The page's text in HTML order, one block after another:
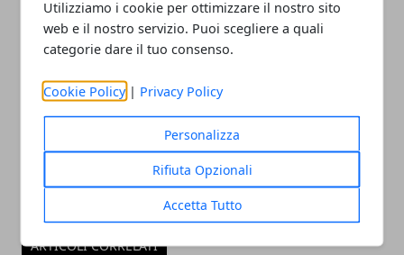
Utilizziamo i cookie per ottimizzare il nostro sito
web e il nostro servizio. Puoi scegliere a quali
categorie dare il tuo consenso.
Cookie Policy | Privacy Policy
Personalizza
Rifiuta Opzionali
Accetta Tutto
ARTICOLI CORRELATI